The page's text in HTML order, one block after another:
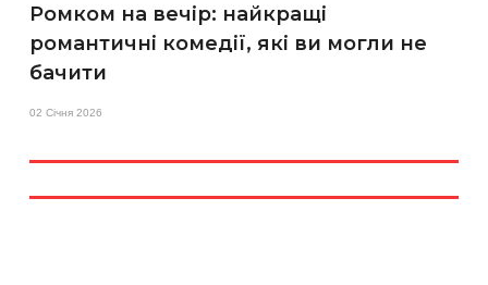
Ромком на вечір: найкращі
романтичні комедії, які ви могли не
бачити
02 Січня 2026